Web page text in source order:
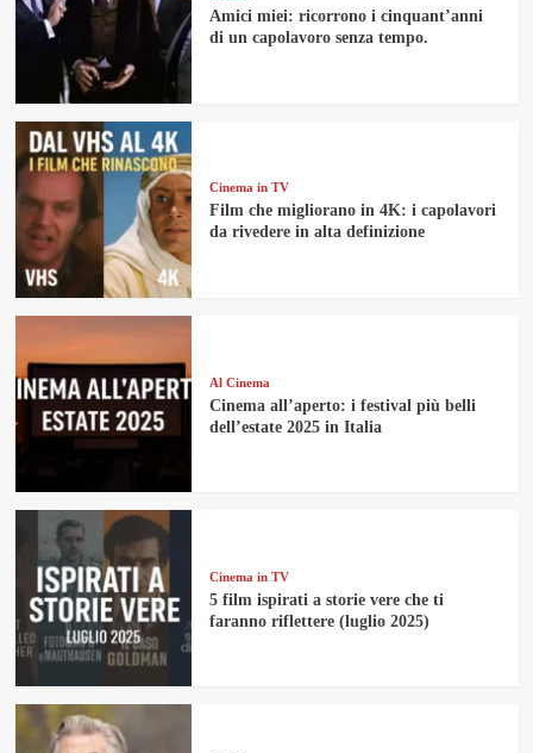
Amici miei: ricorrono i cinquant’anni
di un capolavoro senza tempo.
Cinema in TV
Film che migliorano in 4K: i capolavori
da rivedere in alta definizione
Al Cinema
Cinema all’aperto: i festival più belli
dell’estate 2025 in Italia
Cinema in TV
5 film ispirati a storie vere che ti
faranno riflettere (luglio 2025)